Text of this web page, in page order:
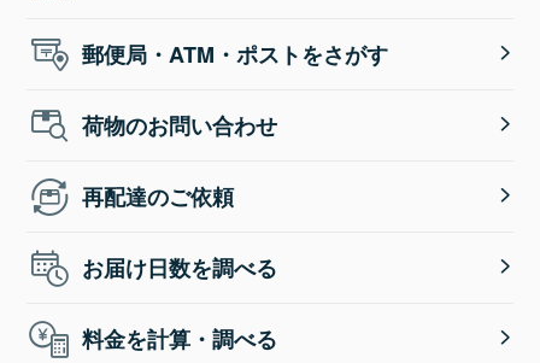
郵便局・ATM・ポストをさがす
荷物のお問い合わせ
再配達のご依頼
お届け日数を調べる
料金を計算・調べる